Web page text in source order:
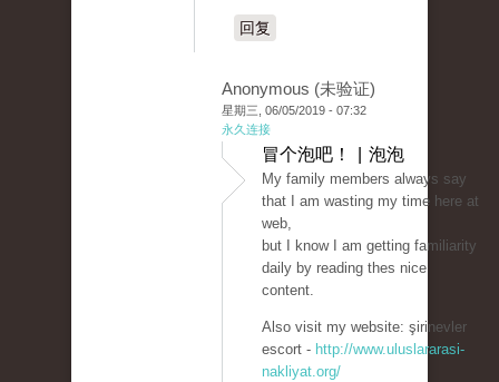
回复
Anonymous (未验证)
星期三, 06/05/2019 - 07:32
永久连接
冒个泡吧！ | 泡泡
My family members always say
that I am wasting my time here at
web,
but I know I am getting familiarity
daily by reading thes nice
content.
Also visit my website: şirinevler
escort - http://www.uluslararasi-
nakliyat.org/